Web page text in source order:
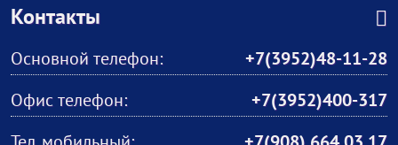
Контакты
Основной телефон:
+7(3952)48-11-28
Офис телефон:
+7(3952)400-317